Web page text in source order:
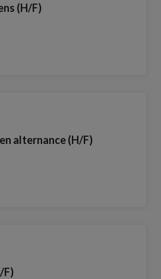
(H/F)
alternance (H/F)
F)